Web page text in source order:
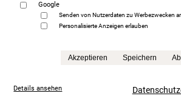
Google
Senden von Nutzerdaten zu Werbezwecken
Personalisierte Anzeigen erlauben
Akzeptieren Speichern
Details ansehen